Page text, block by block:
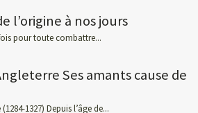
l’origine à nos jours
pour toute combattre...
Ses amants cause de
1327) Depuis l’âge de...